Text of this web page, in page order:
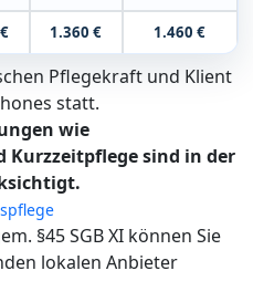
1.360 € 1.460 €
Pflegekraft und Klient
statt.
wie
Kurzzeitpflege sind in der
§45 SGB XI können Sie
lokalen Anbieter